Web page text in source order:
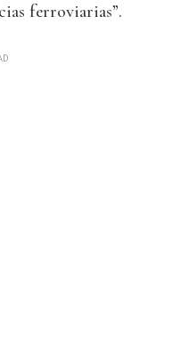
ferroviarias”.